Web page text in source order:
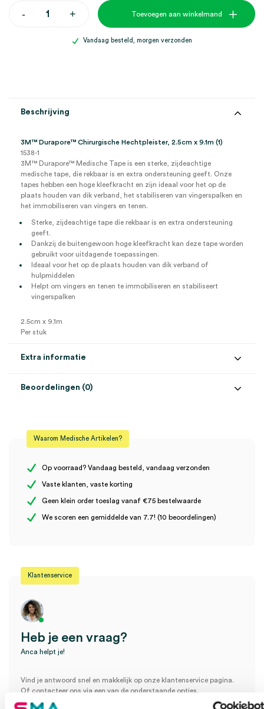
-
Hechtpleister,
+ Toevoegen aan winkelmand
Vandaag besteld, morgen verzonden
Beschrijving
3M™ Durapore™ Chirurgische Hechtpleister, 2.5cm x 9.1m (1)
1538-1
3M™ Durapore™ Medische Tape is een sterke, zijdeachtige
medische tape, die rekbaar is en extra ondersteuning geeft. Onze
tapes hebben een hoge kleefkracht en zijn ideaal voor het op de
plaats houden van dik verband, het stabiliseren van vingerspalken en
het immobiliseren van vingers en tenen.
Sterke, zijdeachtige tape die rekbaar is en extra ondersteuning
geeft.
Dankzij de buitengewoon hoge kleefkracht kan deze tape worden
gebruikt voor uitdagende toepassingen.
Ideaal voor het op de plaats houden van dik verband of
hulpmiddelen
Helpt om vingers en tenen te immobiliseren en stabiliseert
vingerspalken
2.5cm x 9.1m
Per stuk
Extra informatie
Kleur wit
Steriel
Uitvoering zonder klemring
Beoordelingen (0)
Er zijn nog geen beoordelingen.
2.5cm x 9.1m (1)” te beoordelen
Waarom Medische Artikelen?
Op voorraad? Vandaag besteld, vandaag verzonden
Vaste klanten, vaste korting
Geen klein order toeslag vanaf €75 bestelwaarde
We scoren een gemiddelde van 7.7! (10 beoordelingen)
Klantenservice
Heb je een vraag?
Anca helpt je!
Vind je antwoord snel en makkelijk op onze klantenservice pagina.
Of contacteer ons via een van de onderstaande opties.
Onze klantenservice is bereikbaar van maandag t/m vrijdag van